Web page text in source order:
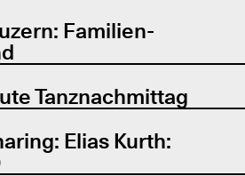
Familien-
Tanznachmittag
Elias Kurth: